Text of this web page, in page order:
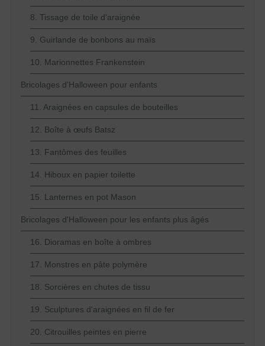
8. Tissage de toile d'araignée
9. Guirlande de bonbons au maïs
10. Marionnettes Frankenstein
Bricolages d'Halloween pour enfants
11. Araignées en capsules de bouteilles
12. Boîte à œufs Batsz
13. Fantômes des feuilles
14. Hiboux en papier toilette
15. Lanternes en pot Mason
Bricolages d'Halloween pour les enfants plus âgés
16. Dioramas en boîte à ombres
17. Monstres en pâte polymère
18. Sorcières en chutes de tissu
19. Sculptures d'araignées en fil de fer
20. Citrouilles peintes en pierre